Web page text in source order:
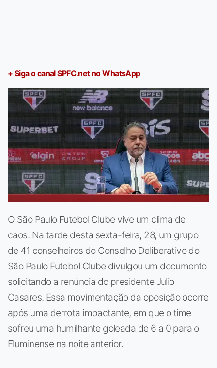
+ Siga o canal SPFC.net no WhatsApp
O São Paulo Futebol Clube vive um clima de
caos. Na tarde desta sexta-feira, 28, um grupo
de 41 conselheiros do Conselho Deliberativo do
São Paulo Futebol Clube divulgou um documento
solicitando a renúncia do presidente Julio
Casares. Essa movimentação da oposição ocorre
após uma derrota impactante, em que o time
sofreu uma humilhante goleada de 6 a 0 para o
Fluminense na noite anterior.